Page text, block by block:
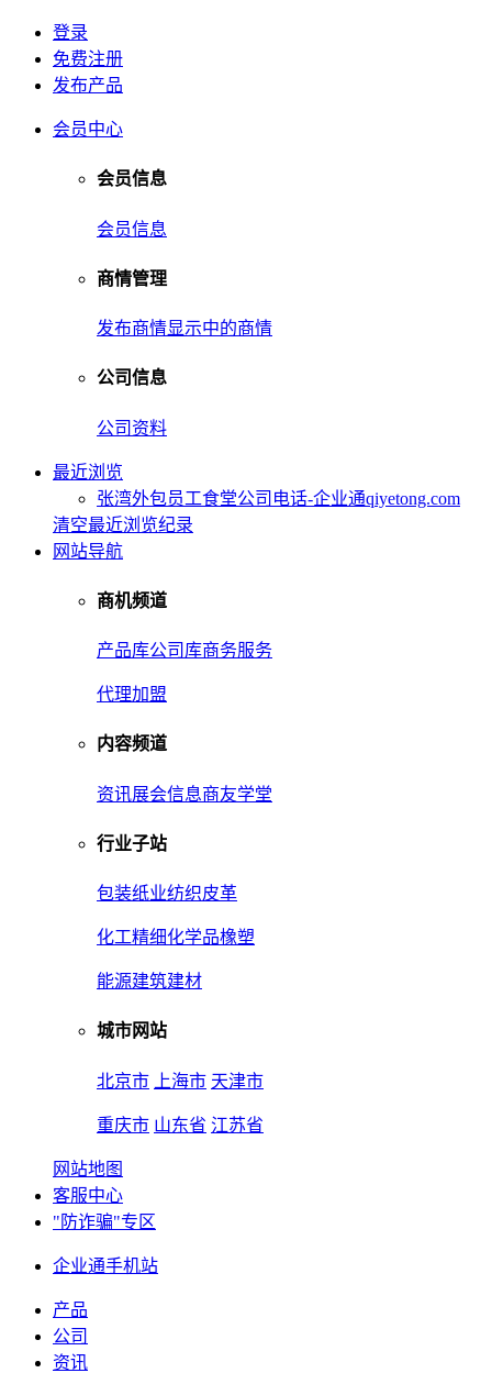
登录
免费注册
发布产品
会员中心
会员信息
会员信息
商情管理
发布商情显示中的商情
公司信息
公司资料
最近浏览
张湾外包员工食堂公司电话-企业通qiyetong.com
清空最近浏览纪录
网站导航
商机频道
产品库公司库商务服务
代理加盟
内容频道
资讯展会信息商友学堂
行业子站
包装纸业纺织皮革
化工精细化学品橡塑
能源建筑建材
城市网站
北京市 上海市 天津市
重庆市 山东省 江苏省
网站地图
客服中心
"防诈骗"专区
企业通手机站
产品
公司
资讯